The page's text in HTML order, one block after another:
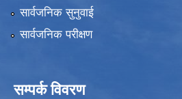
सार्वजनिक सुनुवाई
सार्वजनिक परीक्षण
सम्पर्क विवरण